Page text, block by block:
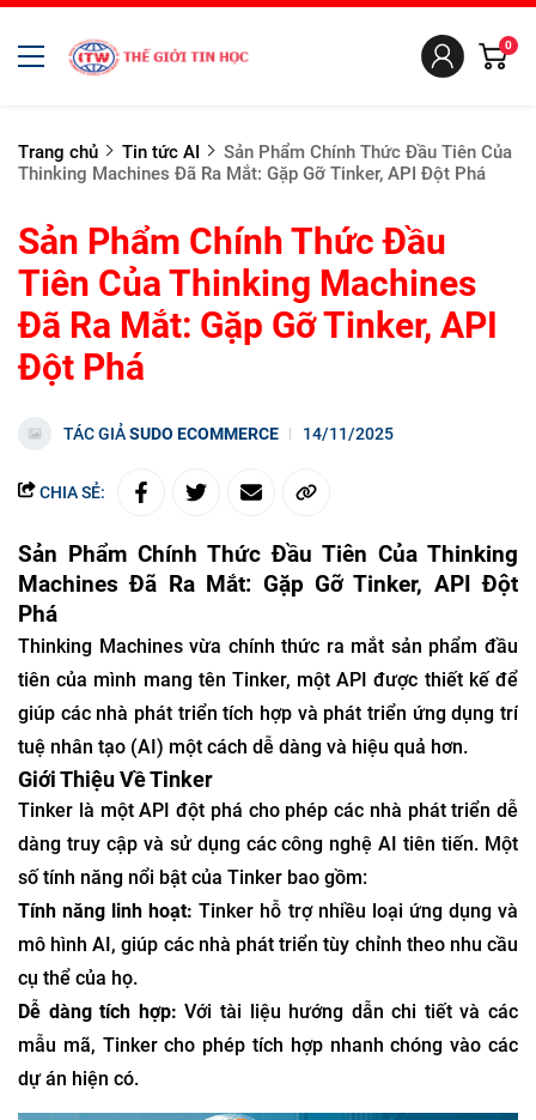
0
Trang chủ Tin tức AI
Sản Phẩm Chính Thức Đầu Tiên Của
Thinking Machines Đã Ra Mắt: Gặp Gỡ Tinker, API Đột Phá
Sản Phẩm Chính Thức Đầu
Tiên Của Thinking Machines
Đã Ra Mắt: Gặp Gỡ Tinker, API
Đột Phá
TÁC GIẢSUDO ECOMMERCE 14/11/2025
CHIA SẺ:
Sản Phẩm Chính Thức Đầu Tiên Của Thinking
Machines Đã Ra Mắt: Gặp Gỡ Tinker, API Đột
Phá
Thinking Machines vừa chính thức ra mắt sản phẩm đầu
tiên của mình mang tên Tinker, một API được thiết kế để
giúp các nhà phát triển tích hợp và phát triển ứng dụng trí
tuệ nhân tạo (AI) một cách dễ dàng và hiệu quả hơn.
Giới Thiệu Về Tinker
Tinker là một API đột phá cho phép các nhà phát triển dễ
dàng truy cập và sử dụng các công nghệ AI tiên tiến. Một
số tính năng nổi bật của Tinker bao gồm:
Tính năng linh hoạt: Tinker hỗ trợ nhiều loại ứng dụng và
mô hình AI, giúp các nhà phát triển tùy chỉnh theo nhu cầu
cụ thể của họ.
Dễ dàng tích hợp: Với tài liệu hướng dẫn chi tiết và các
mẫu mã, Tinker cho phép tích hợp nhanh chóng vào các
dự án hiện có.